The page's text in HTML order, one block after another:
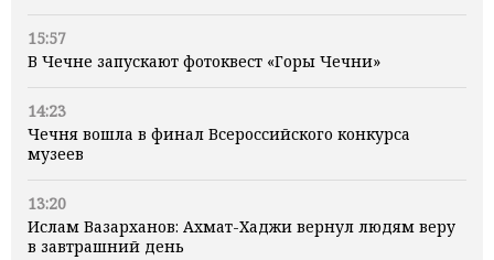
15:57
В Чечне запускают фотоквест «Горы Чечни»
14:23
Чечня вошла в финал Всероссийского конкурса
музеев
13:20
Ислам Вазарханов: Ахмат-Хаджи вернул людям веру
в завтрашний день